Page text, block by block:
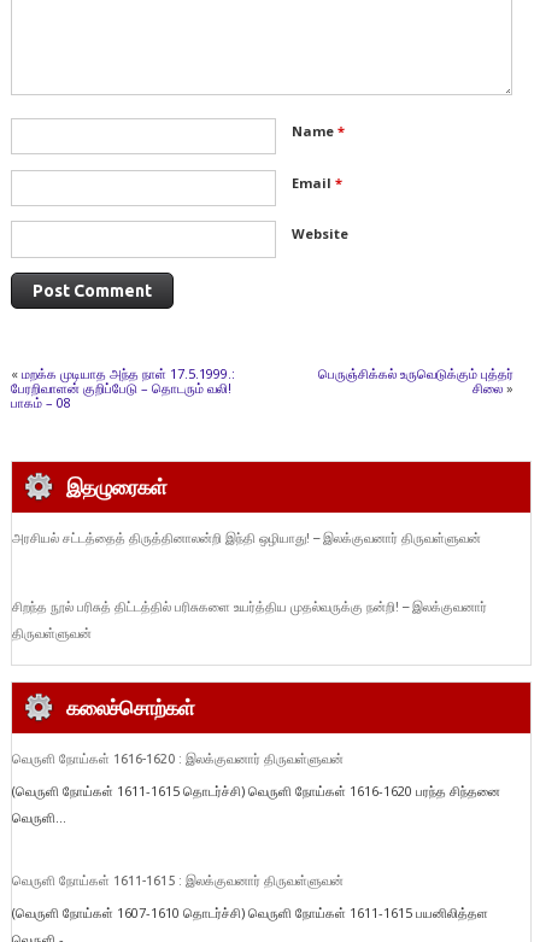
Name *
Email *
Website
« மறக்க முடியாத அந்த நாள் 17.5.1999.:
பேரறிவாளன் குறிப்பேடு – தொடரும் வலி!
பாகம் – 08
பெருஞ்சிக்கல் உருவெடுக்கும் புத்தர்
சிலை »
இதழுரைகள்
அரசியல் சட்டத்தைத் திருத்தினாலன்றி இந்தி ஒழியாது! – இலக்குவனார் திருவள்ளுவன்
சிறந்த நூல் பரிசுத் திட்டத்தில் பரிசுகளை உயர்த்திய முதல்வருக்கு நன்றி! – இலக்குவனார்
திருவள்ளுவன்
கலைச்சொற்கள்
வெருளி நோய்கள் 1616-1620 : இலக்குவனார் திருவள்ளுவன்
(வெருளி நோய்கள் 1611-1615 தொடர்ச்சி) வெருளி நோய்கள் 1616-1620 பரந்த சிந்தனை
வெருளி...
வெருளி நோய்கள் 1611-1615 : இலக்குவனார் திருவள்ளுவன்
(வெருளி நோய்கள் 1607-1610 தொடர்ச்சி) வெருளி நோய்கள் 1611-1615 பயனிலித்தள